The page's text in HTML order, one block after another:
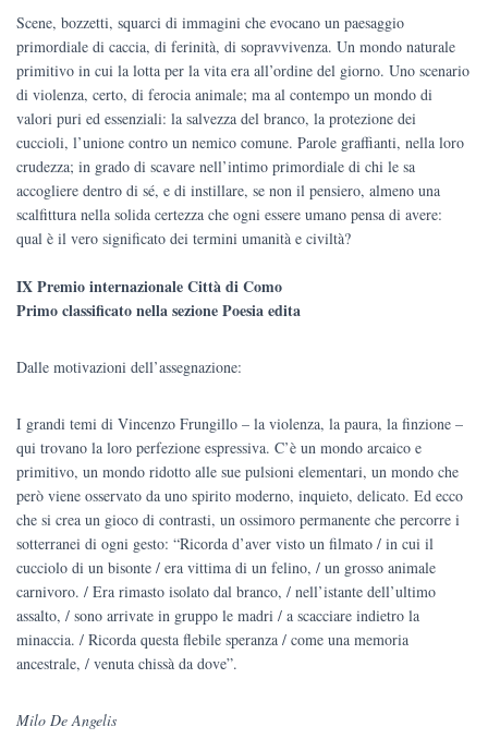
era:
€8.00.
è:
€7.60.
Scene, bozzetti, squarci di immagini che evocano un paesaggio
primordiale di caccia, di ferinità, di sopravvivenza. Un mondo naturale
primitivo in cui la lotta per la vita era all’ordine del giorno. Uno scenario
di violenza, certo, di ferocia animale; ma al contempo un mondo di
valori puri ed essenziali: la salvezza del branco, la protezione dei
cuccioli, l’unione contro un nemico comune. Parole graffianti, nella loro
crudezza; in grado di scavare nell’intimo primordiale di chi le sa
accogliere dentro di sé, e di instillare, se non il pensiero, almeno una
scalfittura nella solida certezza che ogni essere umano pensa di avere:
qual è il vero significato dei termini umanità e civiltà?
IX Premio internazionale Città di Como
Primo classificato nella sezione Poesia edita
Dalle motivazioni dell’assegnazione:
I grandi temi di Vincenzo Frungillo – la violenza, la paura, la finzione –
qui trovano la loro perfezione espressiva. C’è un mondo arcaico e
primitivo, un mondo ridotto alle sue pulsioni elementari, un mondo che
però viene osservato da uno spirito moderno, inquieto, delicato. Ed ecco
che si crea un gioco di contrasti, un ossimoro permanente che percorre i
sotterranei di ogni gesto: “Ricorda d’aver visto un filmato / in cui il
cucciolo di un bisonte / era vittima di un felino, / un grosso animale
carnivoro. / Era rimasto isolato dal branco, / nell’istante dell’ultimo
assalto, / sono arrivate in gruppo le madri / a scacciare indietro la
minaccia. / Ricorda questa flebile speranza / come una memoria
ancestrale, / venuta chissà da dove”.
Milo De Angelis